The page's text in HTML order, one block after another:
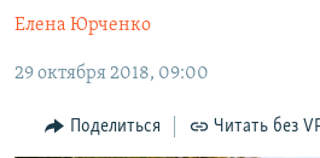
главной
навигации
Вернутся
поиску
11 ЛЕТ ОККУПАЦИИ КРЫМА. 11
ЕЩЕ
ИНТЕРАКТИВ
ИНФОГРАФИКА
РАДІО СВОБОДА
КАК ОБОЙТИ БЛОКИРОВКУ
Елена Юрченко
29 октября 2018, 09:00
Поделиться Читать без